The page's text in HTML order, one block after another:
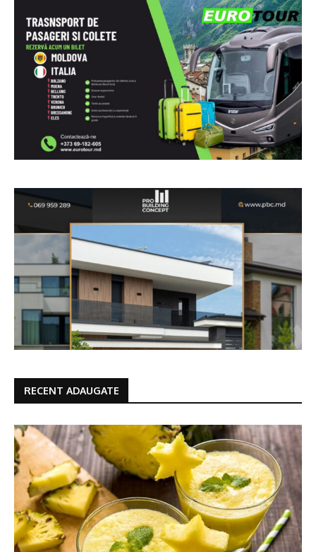
RECENT ADAUGATE